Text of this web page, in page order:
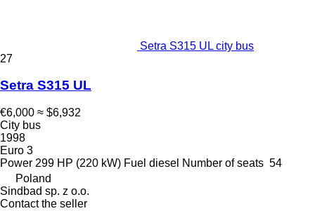
Setra S315 UL city bus
27
Setra S315 UL
€6,000 ≈ $6,932
City bus
1998
Euro 3
Power 299 HP (220 kW) Fuel diesel Number of seats 54
Poland
Sindbad sp. z o.o.
Contact the seller